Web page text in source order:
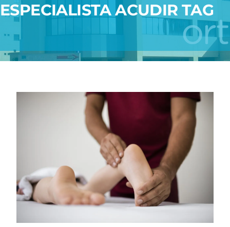
ESPECIALISTA ACUDIR TAG